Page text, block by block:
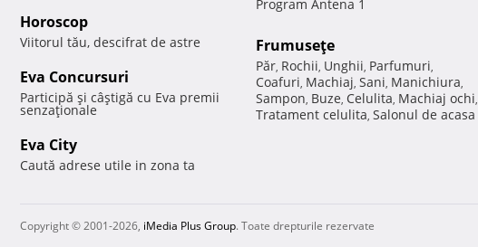
Horoscop
Viitorul tău, descifrat de astre
Eva Concursuri
Participă şi câştigă cu Eva premii
senzaţionale
Eva City
Caută adrese utile in zona ta
Program Antena 1
Frumuseţe
Păr, Rochii, Unghii, Parfumuri,
Coafuri, Machiaj, Sani, Manichiura,
Sampon, Buze, Celulita, Machiaj ochi,
Tratament celulita, Salonul de acasa
Copyright © 2001-2026, iMedia Plus Group. Toate drepturile rezervate